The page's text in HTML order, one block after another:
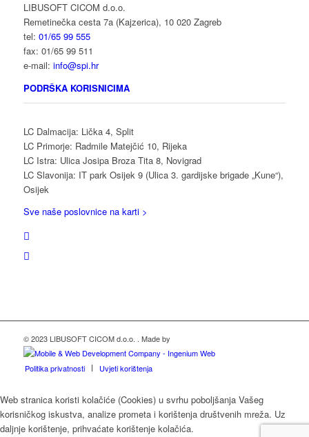
LIBUSOFT CICOM d.o.o.
Remetinečka cesta 7a (Kajzerica), 10 020 Zagreb
tel: 01/65 99 555
fax: 01/65 99 511
e-mail: info@spi.hr
PODRŠKA KORISNICIMA
LC Dalmacija: Lička 4, Split
LC Primorje: Radmile Matejčić 10, Rijeka
LC Istra: Ulica Josipa Broza Tita 8, Novigrad
LC Slavonija: IT park Osijek 9 (Ulica 3. gardijske brigade „Kune“),
Osijek
Sve naše poslovnice na karti >
© 2023 LIBUSOFT CICOM d.o.o. . Made by
Politika privatnosti Uvjeti korištenja
Web stranica koristi kolačiće (Cookies) u svrhu poboljšanja Vašeg
korisničkog iskustva, analize prometa i korištenja društvenih mreža. Uz
daljnje korištenje, prihvaćate korištenje kolačića.